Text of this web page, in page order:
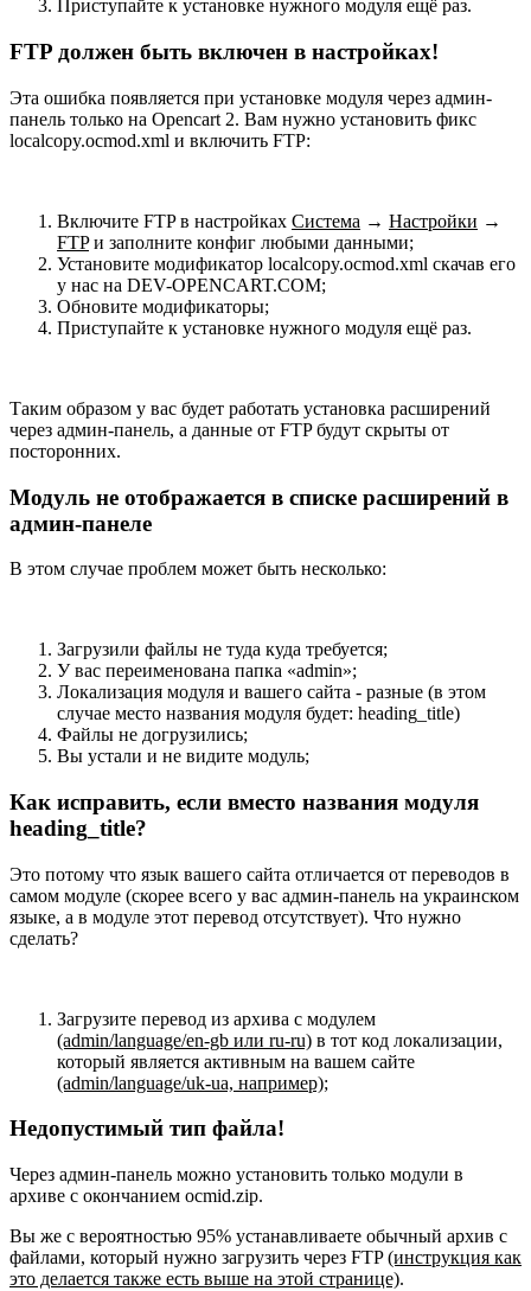
Приступайте к установке нужного модуля ещё раз.
FTP должен быть включен в настройках!
Эта ошибка появляется при установке модуля через админ-
панель только на Opencart 2. Вам нужно установить фикс
localcopy.ocmod.xml и включить FTP:
Включите FTP в настройках Система → Настройки →
FTPи заполните конфиг любыми данными;
Установите модификатор localcopy.ocmod.xml скачав его
у нас на DEV-OPENCART.COM;
Обновите модификаторы;
Приступайте к установке нужного модуля ещё раз.
Таким образом у вас будет работать установка расширений
через админ-панель, а данные от FTP будут скрыты от
посторонних.
Модуль не отображается в списке расширений в
админ-панеле
В этом случае проблем может быть несколько:
Загрузили файлы не туда куда требуется;
У вас переименована папка «admin»;
Локализация модуля и вашего сайта - разные (в этом
случае место названия модуля будет: heading_title)
Файлы не догрузились;
Вы устали и не видите модуль;
Как исправить, если вместо названия модуля
heading_title?
Это потому что язык вашего сайта отличается от переводов в
самом модуле (скорее всего у вас админ-панель на украинском
языке, а в модуле этот перевод отсутствует). Что нужно
сделать?
Загрузите перевод из архива с модулем
(admin/language/en-gb или ru-ru) в тот код локализации,
который является активным на вашем сайте
(admin/language/uk-ua, например);
Недопустимый тип файла!
Через админ-панель можно установить только модули в
архиве с окончанием ocmid.zip.
Вы же с вероятностью 95% устанавливаете обычный архив с
файлами, который нужно загрузить через FTP(инструкция как
это делается также есть выше на этой странице).